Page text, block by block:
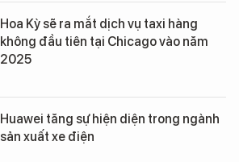
Hoa Kỳ sẽ ra mắt dịch vụ taxi hàng
không đầu tiên tại Chicago vào năm
2025
Huawei tăng sự hiện diện trong ngành
sản xuất xe điện